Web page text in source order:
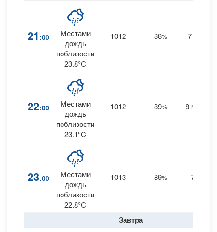
21 :00
Местами
дождь
поблизости
23.8°C
1012 88% 7
22:00
Местами
дождь
поблизости
23.1°C
1012 89% 8 NNW
23:00
Местами
дождь
поблизости
22.8°C
1013 89% 7
Завтра